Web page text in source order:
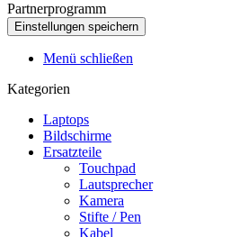
Partnerprogramm
Menü schließen
Kategorien
Laptops
Bildschirme
Ersatzteile
Touchpad
Lautsprecher
Kamera
Stifte / Pen
Kabel